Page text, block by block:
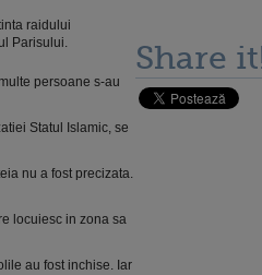
raidului
Parisului.
persoane s-au
Statul Islamic, se
nu a fost precizata.
locuiesc in zona sa
au fost inchise. Iar
Share